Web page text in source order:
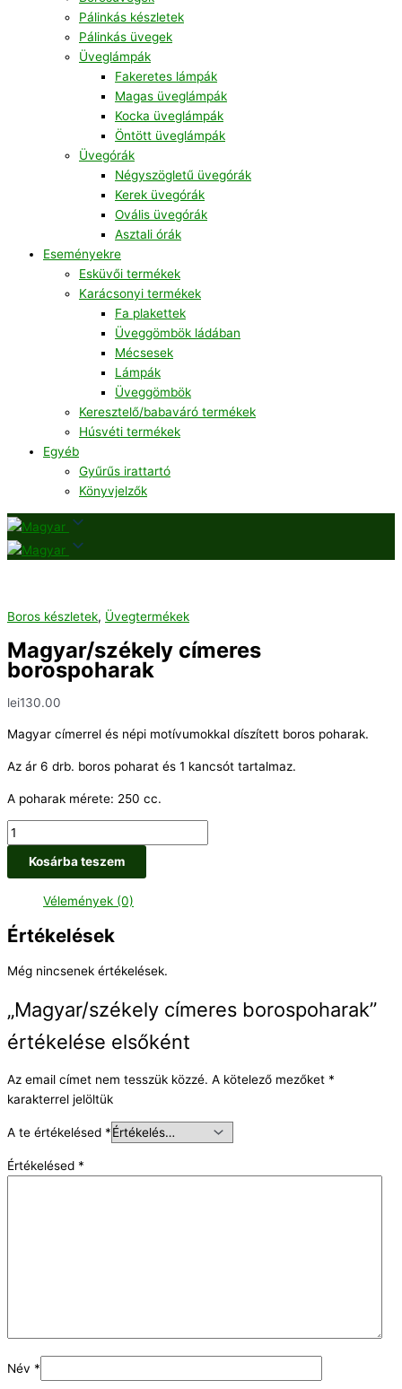
Pálinkás készletek
Pálinkás üvegek
Üveglámpák
Fakeretes lámpák
Magas üveglámpák
Kocka üveglámpák
Öntött üveglámpák
Üvegórák
Négyszögletű üvegórák
Kerek üvegórák
Ovális üvegórák
Asztali órák
Eseményekre
Esküvői termékek
Karácsonyi termékek
Fa plakettek
Üveggömbök ládában
Mécsesek
Lámpák
Üveggömbök
Keresztelő/babaváró termékek
Húsvéti termékek
Egyéb
Gyűrűs irattartó
Könyvjelzők
Boros készletek, Üvegtermékek
Magyar/székely címeres
borospoharak
lei130.00
Magyar címerrel és népi motívumokkal díszített boros poharak.
Az ár 6 drb. boros poharat és 1 kancsót tartalmaz.
A poharak mérete: 250 cc.
Kosárba teszem
Vélemények (0)
Értékelések
Még nincsenek értékelések.
„Magyar/székely címeres borospoharak”
értékelése elsőként
Az email címet nem tesszük közzé. A kötelező mezőket *
karakterrel jelöltük
A te értékelésed *
Értékelésed *
Név *